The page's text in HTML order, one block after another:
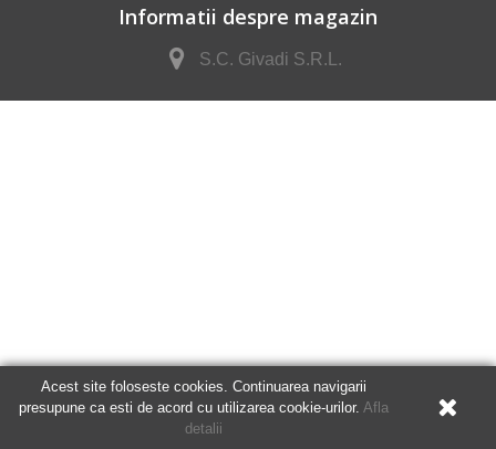
Informatii despre magazin
S.C. Givadi S.R.L.
Acest site foloseste cookies. Continuarea navigarii
presupune ca esti de acord cu utilizarea cookie-urilor. Afla
detalii